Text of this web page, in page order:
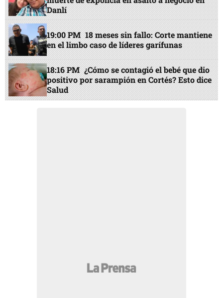
Danlí
19:00 PM 18 meses sin fallo: Corte mantiene
en el limbo caso de líderes garífunas
18:16 PM ¿Cómo se contagió el bebé que dio
positivo por sarampión en Cortés? Esto dice
Salud